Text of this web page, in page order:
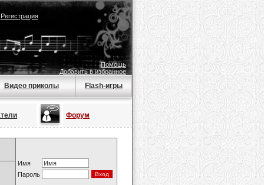
Регистрация
Помощь
Добавить в избранное
Видео приколы Flash-игры
Форум
Имя
Пароль